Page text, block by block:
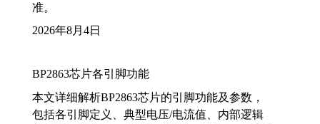
准。
2026年8月4日
BP2863芯片各引脚功能
本文详细解析BP2863芯片的引脚功能及参数，
包括各引脚定义、典型电压/电流值、内部逻辑